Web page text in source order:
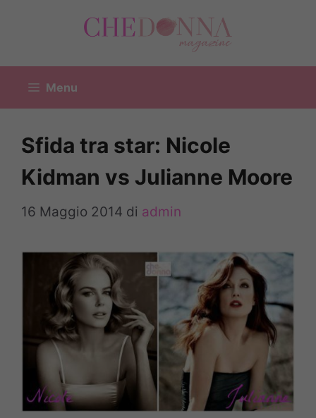
Menu
Sfida tra star: Nicole
Kidman vs Julianne Moore
16 Maggio 2014 di admin